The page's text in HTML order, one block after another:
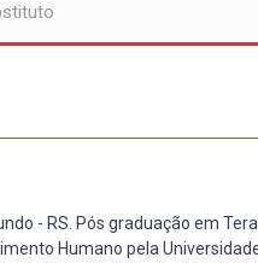
- RS. Pós graduação em
Humano pela